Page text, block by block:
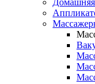
Домашняя